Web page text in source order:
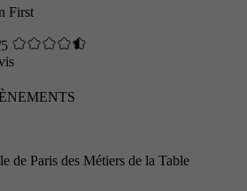
First
de Paris des Métiers de la Table